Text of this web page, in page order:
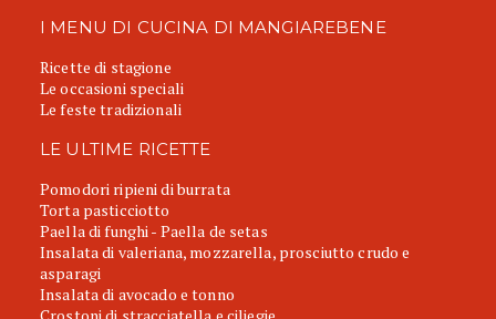
I MENU DI CUCINA DI MANGIAREBENE
Ricette di stagione
Le occasioni speciali
Le feste tradizionali
LE ULTIME RICETTE
Pomodori ripieni di burrata
Torta pasticciotto
Paella di funghi - Paella de setas
Insalata di valeriana, mozzarella, prosciutto crudo e
asparagi
Insalata di avocado e tonno